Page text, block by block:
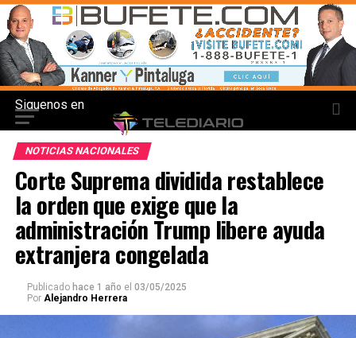
Siguenos en
NOTICIAS NACIONALES
Corte Suprema dividida restablece
la orden que exige que la
administración Trump libere ayuda
extranjera congelada
Publicado hace 1 año el 03/05/2025
Por Alejandro Herrera